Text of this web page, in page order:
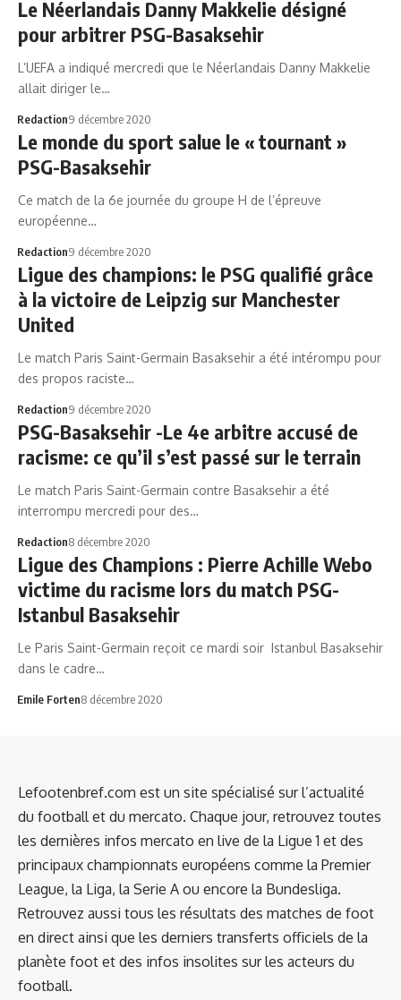
Le Néerlandais Danny Makkelie désigné
pour arbitrer PSG-Basaksehir
L’UEFA a indiqué mercredi que le Néerlandais Danny Makkelie
allait diriger le…
Redaction9 décembre 2020
Le monde du sport salue le « tournant »
PSG-Basaksehir
Ce match de la 6e journée du groupe H de l’épreuve
européenne…
Redaction9 décembre 2020
Ligue des champions: le PSG qualifié grâce
à la victoire de Leipzig sur Manchester
United
Le match Paris Saint-Germain Basaksehir a été intérompu pour
des propos raciste…
Redaction9 décembre 2020
PSG-Basaksehir -Le 4e arbitre accusé de
racisme: ce qu’il s’est passé sur le terrain
Le match Paris Saint-Germain contre Basaksehir a été
interrompu mercredi pour des…
Redaction8 décembre 2020
Ligue des Champions : Pierre Achille Webo
victime du racisme lors du match PSG-
Istanbul Basaksehir
Le Paris Saint-Germain reçoit ce mardi soir Istanbul Basaksehir
dans le cadre…
Emile Forten8 décembre 2020
Lefootenbref.com est un site spécialisé sur l’actualité
du football et du mercato. Chaque jour, retrouvez toutes
les dernières infos mercato en live de la Ligue 1 et des
principaux championnats européens comme la Premier
League, la Liga, la Serie A ou encore la Bundesliga.
Retrouvez aussi tous les résultats des matches de foot
en direct ainsi que les derniers transferts officiels de la
planète foot et des infos insolites sur les acteurs du
football.